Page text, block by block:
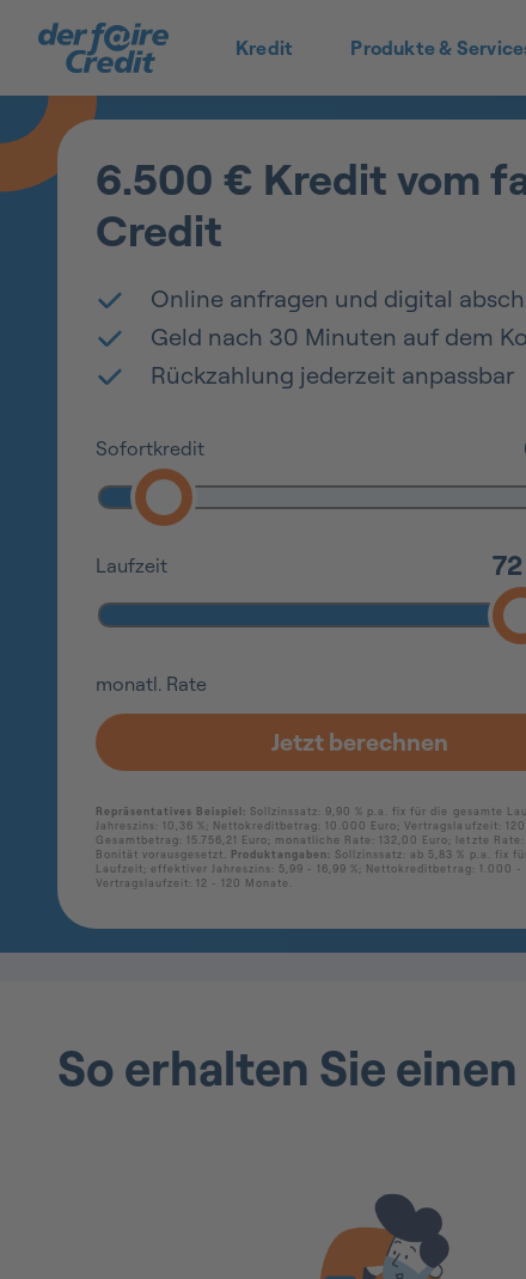
Kredit Produkte &
6.500 € Kredit vom
Credit
Online anfragen und digital
Geld nach 30 Minuten auf dem
Rückzahlung jederzeit anpassbar
So erhalten Sie